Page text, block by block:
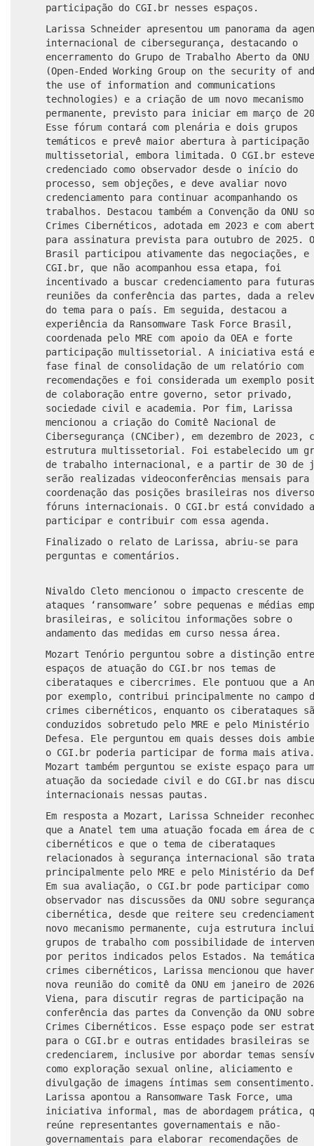
participação do CGI.br nesses espaços.
Larissa Schneider apresentou um panorama da
internacional de cibersegurança, destacando o
encerramento do Grupo de Trabalho Aberto da ONU
(Open-Ended Working Group on the security of
the use of information and communications
technologies) e a criação de um novo mecanismo
permanente, previsto para iniciar em março de
Esse fórum contará com plenária e dois grupos
temáticos e prevê maior abertura à participação
multissetorial, embora limitada. O CGI.br esteve
credenciado como observador desde o início do
processo, sem objeções, e deve avaliar novo
credenciamento para continuar acompanhando os
trabalhos. Destacou também a Convenção da ONU
Crimes Cibernéticos, adotada em 2023 e com
para assinatura prevista para outubro de 2025. O
Brasil participou ativamente das negociações, e
CGI.br, que não acompanhou essa etapa, foi
incentivado a buscar credenciamento para futuras
reuniões da conferência das partes, dada a
do tema para o país. Em seguida, destacou a
experiência da Ransomware Task Force Brasil,
coordenada pelo MRE com apoio da OEA e forte
participação multissetorial. A iniciativa está
fase final de consolidação de um relatório com
recomendações e foi considerada um exemplo
de colaboração entre governo, setor privado,
sociedade civil e academia. Por fim, Larissa
mencionou a criação do Comitê Nacional de
Cibersegurança (CNCiber), em dezembro de 2023,
estrutura multissetorial. Foi estabelecido um
de trabalho internacional, e a partir de 30 de
serão realizadas videoconferências mensais para
coordenação das posições brasileiras nos
fóruns internacionais. O CGI.br está convidado a
participar e contribuir com essa agenda.
Finalizado o relato de Larissa, abriu-se para
perguntas e comentários.
Nivaldo Cleto mencionou o impacto crescente de
ataques ‘ransomware’ sobre pequenas e médias
brasileiras, e solicitou informações sobre o
andamento das medidas em curso nessa área.
Mozart Tenório perguntou sobre a distinção
espaços de atuação do CGI.br nos temas de
ciberataques e cibercrimes. Ele pontuou que a
por exemplo, contribui principalmente no campo
crimes cibernéticos, enquanto os ciberataques
conduzidos sobretudo pelo MRE e pelo Ministério
Defesa. Ele perguntou em quais desses dois
o CGI.br poderia participar de forma mais ativa.
Mozart também perguntou se existe espaço para
atuação da sociedade civil e do CGI.br nas
internacionais nessas pautas.
Em resposta a Mozart, Larissa Schneider
que a Anatel tem uma atuação focada em área de
cibernéticos e que o tema de ciberataques
relacionados à segurança internacional são
principalmente pelo MRE e pelo Ministério da
Em sua avaliação, o CGI.br pode participar como
observador nas discussões da ONU sobre segurança
cibernética, desde que reitere seu
novo mecanismo permanente, cuja estrutura
grupos de trabalho com possibilidade de
por peritos indicados pelos Estados. Na
crimes cibernéticos, Larissa mencionou que
nova reunião do comitê da ONU em janeiro de
Viena, para discutir regras de participação na
conferência das partes da Convenção da ONU sobre
Crimes Cibernéticos. Esse espaço pode ser
para o CGI.br e outras entidades brasileiras se
credenciarem, inclusive por abordar temas
como exploração sexual online, aliciamento e
divulgação de imagens íntimas sem consentimento.
Larissa apontou a Ransomware Task Force, uma
iniciativa informal, mas de abordagem prática,
reúne representantes governamentais e não-
governamentais para elaborar recomendações de